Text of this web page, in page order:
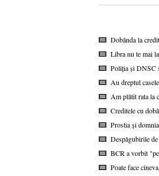
Dobânda la
Libra nu te mai
Poliția și DNSC
Au dreptul
Am plătit rata la
Creditele cu
Prostia și
Despăgubirile
BCR a vorbit
Poate face